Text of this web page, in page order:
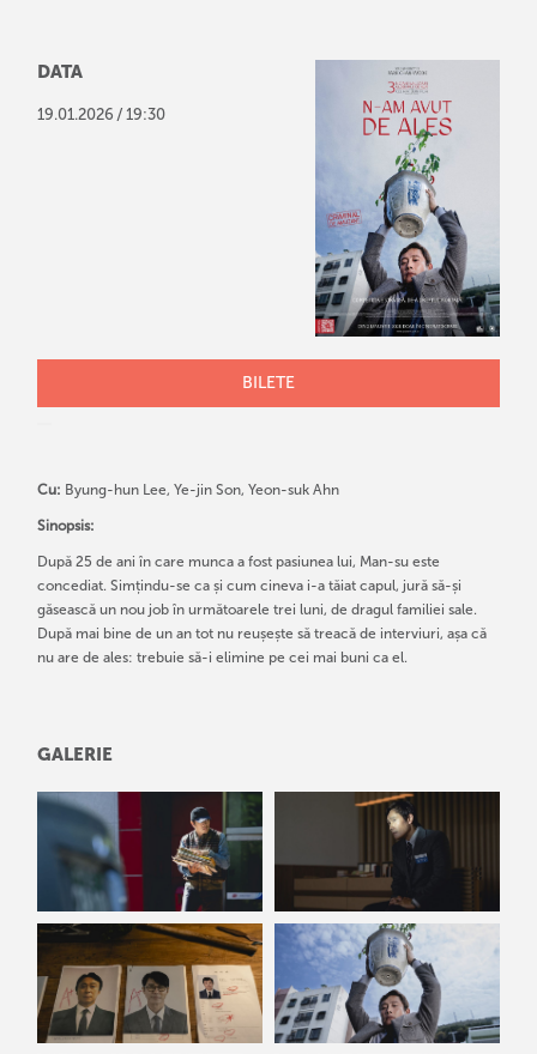
DATA
19.01 .2026 / 19:30
BILETE
Cu: Byung-hun Lee, Ye-jin Son, Yeon-suk Ahn
Sinopsis:
După 25 de ani în care munca a fost pasiunea lui, Man-su este
concediat. Simțindu-se ca și cum cineva i-a tăiat capul, jură să-și
găsească un nou job în următoarele trei luni, de dragul familiei sale.
După mai bine de un an tot nu reușește să treacă de interviuri, așa că
nu are de ales: trebuie să-i elimine pe cei mai buni ca el.
GALERIE